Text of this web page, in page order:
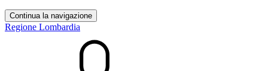
Continua la navigazione
Regione Lombardia